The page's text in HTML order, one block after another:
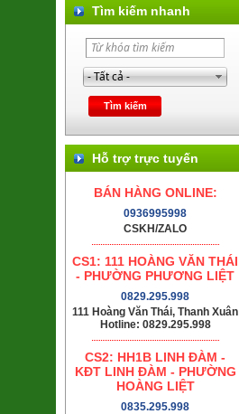
Tìm kiếm nhanh
Hỗ trợ trực tuyến
BÁN HÀNG ONLINE:
0936995998
CSKH/ZALO
CS1: 111 HOÀNG VĂN THÁI
- PHƯỜNG PHƯƠNG LIỆT
0829.295.998
111 Hoàng Văn Thái, Thanh Xuân
Hotline: 0829.295.998
CS2: HH1B LINH ĐÀM -
KĐT LINH ĐÀM - PHƯỜNG
HOÀNG LIỆT
0835.295.998